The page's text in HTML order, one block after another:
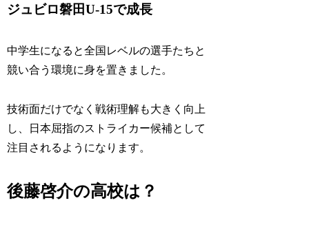
ジュビロ磐田U-15で成長
中学生になると全国レベルの選手たちと
競い合う環境に身を置きました。
技術面だけでなく戦術理解も大きく向上
し、日本屈指のストライカー候補として
注目されるようになります。
後藤啓介の高校は？